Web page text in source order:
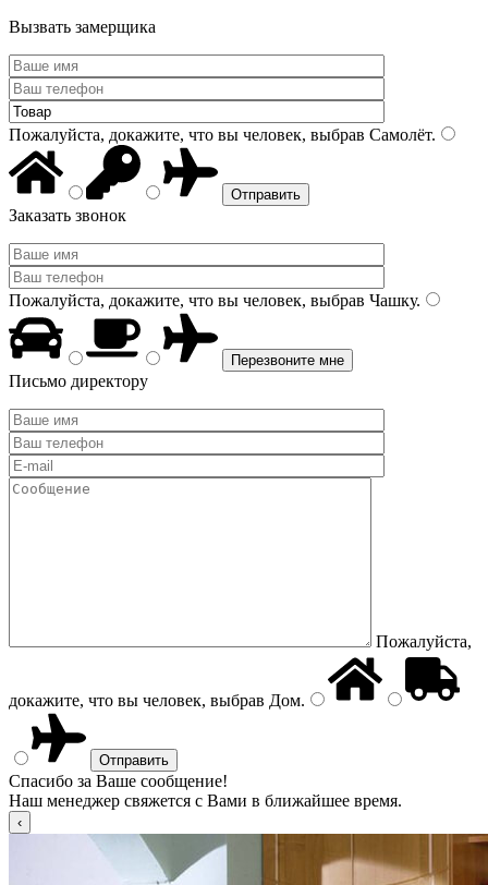
Вызвать замерщика
Пожалуйста, докажите, что вы человек, выбрав Самолёт.
Заказать звонок
Пожалуйста, докажите, что вы человек, выбрав Чашку.
Письмо директору
Пожалуйста,
докажите, что вы человек, выбрав Дом.
Спасибо за Ваше сообщение!
Наш менеджер свяжется с Вами в ближайшее время.